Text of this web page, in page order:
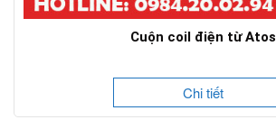
Cuộn coil điện từ Atos
Chi tiết